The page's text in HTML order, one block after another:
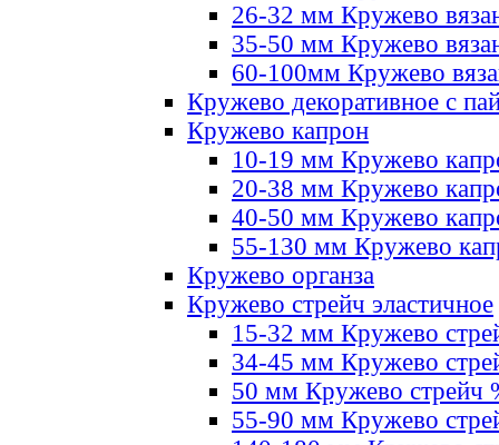
26-32 мм Кружево
35-50 мм Кружево
60-100мм Кружево
Кружево декоративное с
Кружево капрон
10-19 мм Кружево
20-38 мм Кружево
40-50 мм Кружево
55-130 мм Кружево
Кружево органза
Кружево стрейч эластичное
15-32 мм Кружево
34-45 мм Кружево
50 мм Кружево стрейч
55-90 мм Кружево